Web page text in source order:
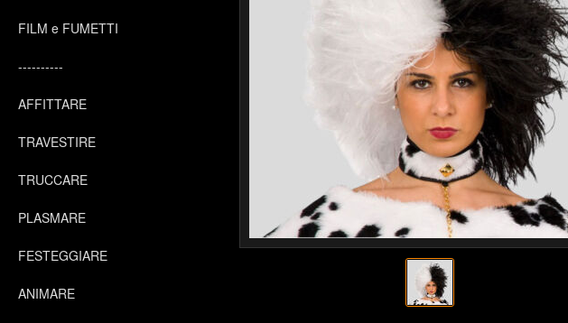
FILM e FUMETTI
----------
AFFITTARE
TRAVESTIRE
TRUCCARE
PLASMARE
FESTEGGIARE
ANIMARE